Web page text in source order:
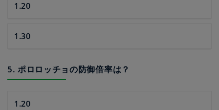
1.20
1.30
5. ポロロッチョの防御倍率は？
1.20